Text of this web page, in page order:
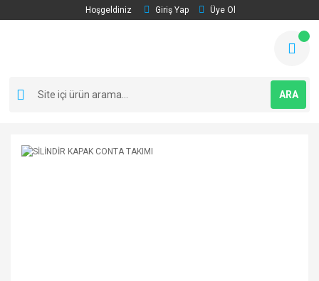
Hoşgeldiniz Giriş Yap Üye Ol
ARA